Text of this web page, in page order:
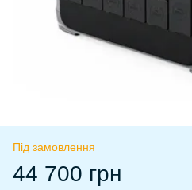
Під замовлення
44 700 грн